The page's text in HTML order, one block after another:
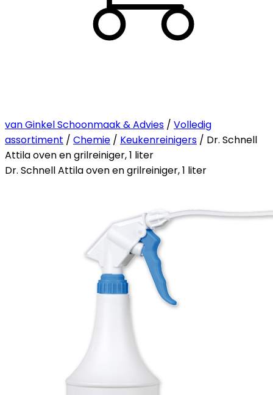
van Ginkel Schoonmaak & Advies / Volledig
assortiment / Chemie / Keukenreinigers / Dr. Schnell
Attila oven en grilreiniger, 1 liter
Dr. Schnell Attila oven en grilreiniger, 1 liter